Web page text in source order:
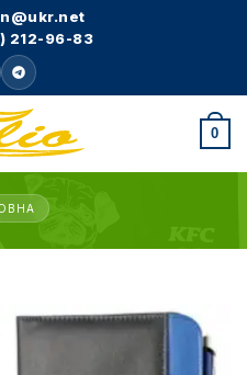
212-96-83
0